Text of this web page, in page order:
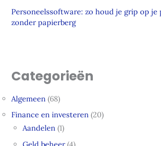
Personeelssoftware: zo houd je grip op je
zonder papierberg
Categorieën
Algemeen (68)
Finance en investeren (20)
Aandelen (1)